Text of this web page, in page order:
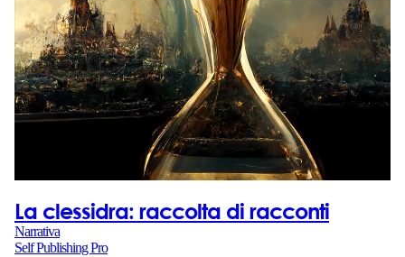
La clessidra: raccolta di racconti
Narrativa
Self Publishing Pro